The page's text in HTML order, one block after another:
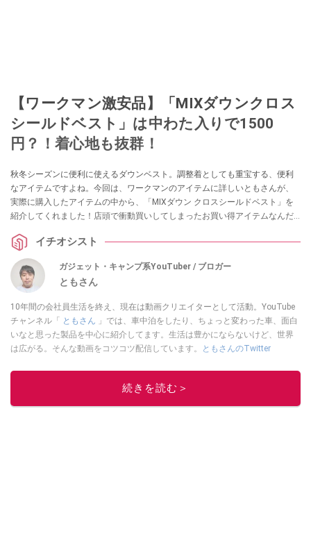
【ワークマン激安品】「MIXダウンクロス
シールドベスト」は中わた入りで1500
円？！着心地も抜群！
秋冬シーズンに便利に使えるダウンベスト。調整着としても重宝する、便利
なアイテムですよね。今回は、ワークマンのアイテムに詳しいともさんが、
実際に購入したアイテムの中から、「MIXダウン クロスシールドベスト」を
紹介してくれました！店頭で衝動買いしてしまったお買い得アイテムなんだ
イチオシスト
ガジェット・キャンプ系YouTuber / ブロガー
ともさん
10年間の会社員生活を終え、現在は動画クリエイターとして活動。YouTube
チャンネル「 ともさん 」では、車中泊をしたり、ちょっと変わった車、面白
いなと思った製品を中心に紹介してます。生活は豊かにならないけど、世界
は広がる。そんな動画をコツコツ配信しています。
ともさんのTwitter
このイチオシストの他の記事を読む
続きを読む＞